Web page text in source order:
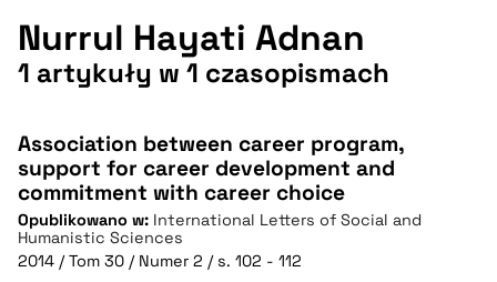
Nurrul Hayati Adnan
1 artykuły w 1 czasopismach
Association between career program,
support for career development and
commitment with career choice
Opublikowano w: International Letters of Social and
Humanistic Sciences
2014 / Tom 30 / Numer 2 / s. 102 - 112